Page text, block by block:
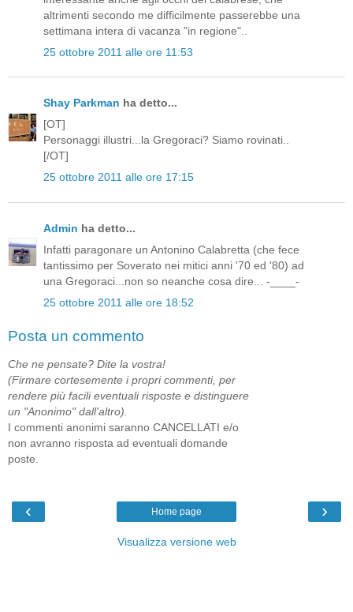
altrimenti secondo me difficilmente passerebbe una
settimana intera di vacanza "in regione"..
25 ottobre 2011 alle ore 11:53
Shay Parkman ha detto...
[OT]
Personaggi illustri...la Gregoraci? Siamo rovinati..
[/OT]
25 ottobre 2011 alle ore 17:15
Admin ha detto...
Infatti paragonare un Antonino Calabretta (che fece
tantissimo per Soverato nei mitici anni '70 ed '80) ad
una Gregoraci...non so neanche cosa dire... -____-
25 ottobre 2011 alle ore 18:52
Posta un commento
Che ne pensate? Dite la vostra!
(Firmare cortesemente i propri commenti, per
rendere più facili eventuali risposte e distinguere
un "Anonimo" dall'altro).
I commenti anonimi saranno CANCELLATI e/o
non avranno risposta ad eventuali domande
poste.
‹ ›
Home page
Visualizza versione web